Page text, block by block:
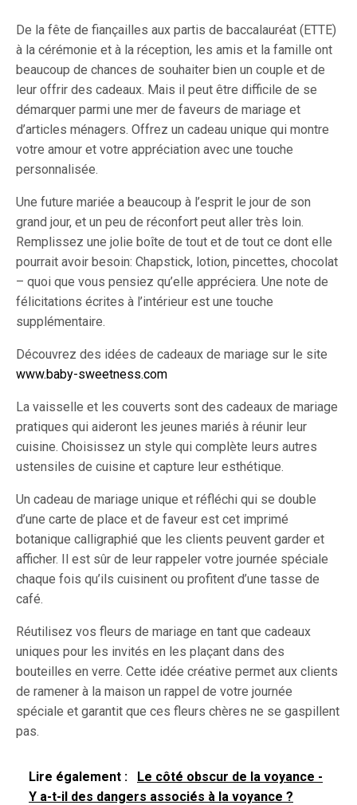
De la fête de fiançailles aux partis de baccalauréat (ETTE)
à la cérémonie et à la réception, les amis et la famille ont
beaucoup de chances de souhaiter bien un couple et de
leur offrir des cadeaux. Mais il peut être difficile de se
démarquer parmi une mer de faveurs de mariage et
d’articles ménagers. Offrez un cadeau unique qui montre
votre amour et votre appréciation avec une touche
personnalisée.
Une future mariée a beaucoup à l’esprit le jour de son
grand jour, et un peu de réconfort peut aller très loin.
Remplissez une jolie boîte de tout et de tout ce dont elle
pourrait avoir besoin: Chapstick, lotion, pincettes, chocolat
– quoi que vous pensiez qu’elle appréciera. Une note de
félicitations écrites à l’intérieur est une touche
supplémentaire.
Découvrez des idées de cadeaux de mariage sur le site
www.baby-sweetness.com
La vaisselle et les couverts sont des cadeaux de mariage
pratiques qui aideront les jeunes mariés à réunir leur
cuisine. Choisissez un style qui complète leurs autres
ustensiles de cuisine et capture leur esthétique.
Un cadeau de mariage unique et réfléchi qui se double
d’une carte de place et de faveur est cet imprimé
botanique calligraphié que les clients peuvent garder et
afficher. Il est sûr de leur rappeler votre journée spéciale
chaque fois qu’ils cuisinent ou profitent d’une tasse de
café.
Réutilisez vos fleurs de mariage en tant que cadeaux
uniques pour les invités en les plaçant dans des
bouteilles en verre. Cette idée créative permet aux clients
de ramener à la maison un rappel de votre journée
spéciale et garantit que ces fleurs chères ne se gaspillent
pas.
Lire également :
Le côté obscur de la voyance -
Y a-t-il des dangers associés à la voyance ?